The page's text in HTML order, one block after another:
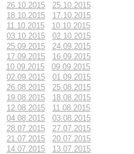
26.10.2015
25.10.2015
18.10.2015
17.10.2015
11.10.2015
10.10.2015
03.10.2015
02.10.2015
25.09.2015
24.09.2015
17.09.2015
16.09.2015
10.09.2015
09.09.2015
02.09.2015
01.09.2015
26.08.2015
25.08.2015
19.08.2015
18.08.2015
12.08.2015
11.08.2015
04.08.2015
03.08.2015
28.07.2015
27.07.2015
21.07.2015
20.07.2015
14.07.2015
13.07.2015